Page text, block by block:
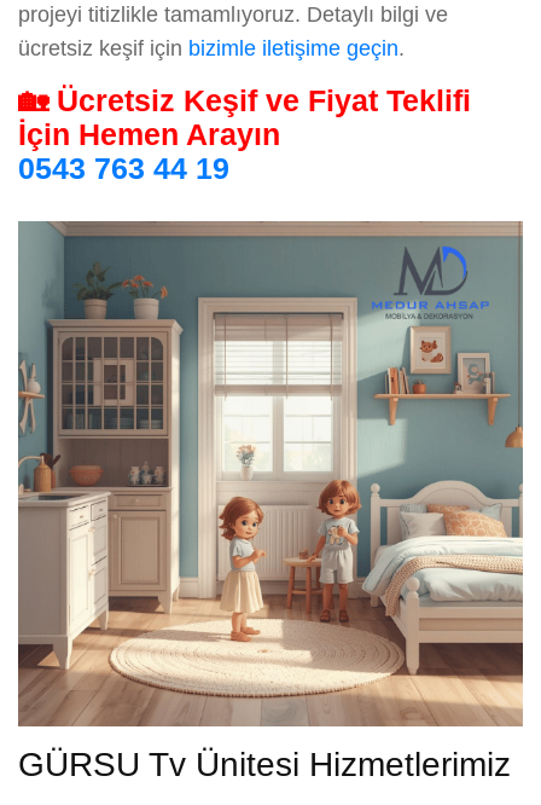
projeyi titizlikle tamamlıyoruz. Detaylı bilgi ve
ücretsiz keşif için bizimle iletişime geçin.
🏡 Ücretsiz Keşif ve Fiyat Teklifi
İçin Hemen Arayın
0543 763 44 19
GÜRSU Tv Ünitesi Hizmetlerimiz